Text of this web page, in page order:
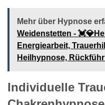
Mehr über Hypnose
Weidenstetten -
Energiearbeit,
Heilhypnose,
Individuelle